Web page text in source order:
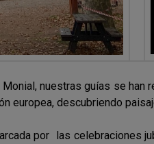
nuestras guías se
europea, descubriendo
por las celebraciones